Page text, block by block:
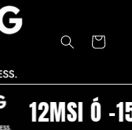
Carrito
12MSI Ó -15%